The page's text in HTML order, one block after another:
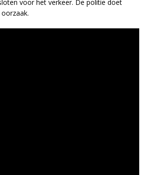
voor het verkeer. De politie doet